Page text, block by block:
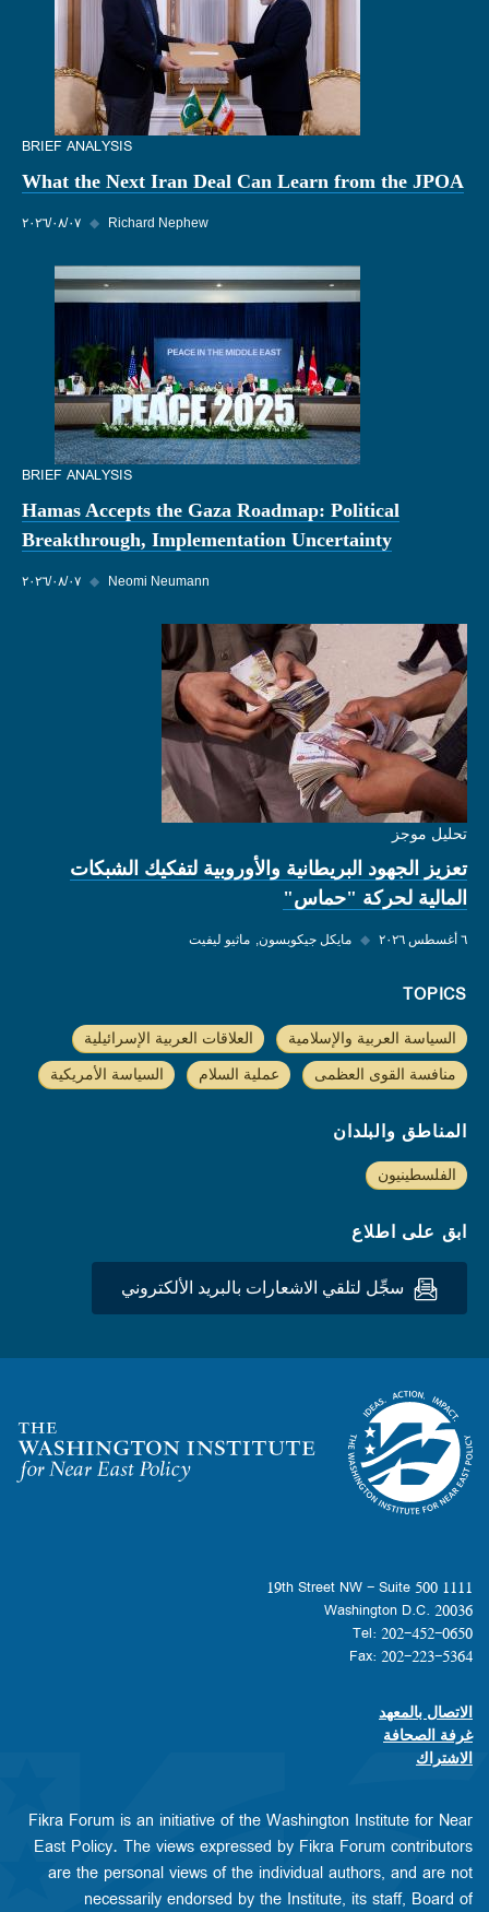
BRIEF ANALYSIS
What the Next Iran Deal Can Learn from the JPOA
٠٧‏/٠٨‏/٢٠٢٦ ◆ Richard Nephew
BRIEF ANALYSIS
Hamas Accepts the Gaza Roadmap: Political
Breakthrough, Implementation Uncertainty
٠٧‏/٠٨‏/٢٠٢٦ ◆ Neomi Neumann
تحليل موجز
تعزيز الجهود البريطانية والأوروبية لتفكيك الشبكات
المالية لحركة "حماس"
٦ أغسطس ٢٠٢٦ ◆ مايكل جيكوبسون ماثيو ليفيت
TOPICS
السياسة العربية والإسلامية العلاقات العربية الإسرائيلية
منافسة القوى العظمى عملية السلام السياسة الأمريكية
المناطق والبلدان
الفلسطينيون
ابق على اطلاع
سجِّل لتلقي الاشعارات بالبريد الألكتروني
Homepage
1111 19th Street NW - Suite 500
Washington D.C. 20036
Tel: 202-452-0650
Fax: 202-223-5364
Footer contact links
الاتصال بالمعهد
غرفة الصحافة
الاشتراك
Fikra Forum is an initiative of the Washington Institute for Near
East Policy. The views expressed by Fikra Forum contributors
are the personal views of the individual authors, and are not
necessarily endorsed by the Institute, its staff, Board of